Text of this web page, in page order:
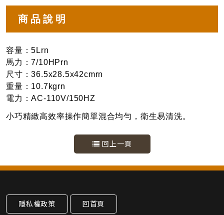
商品說明
容量：5Lrn
馬力：7/10HPrn
尺寸：36.5x28.5x42cmrn
重量：10.7kgrn
電力：AC-110V/150HZ
小巧精緻高效率操作簡單混合均勻，衛生易清洗。
回上一頁
隱私權政策 回首頁